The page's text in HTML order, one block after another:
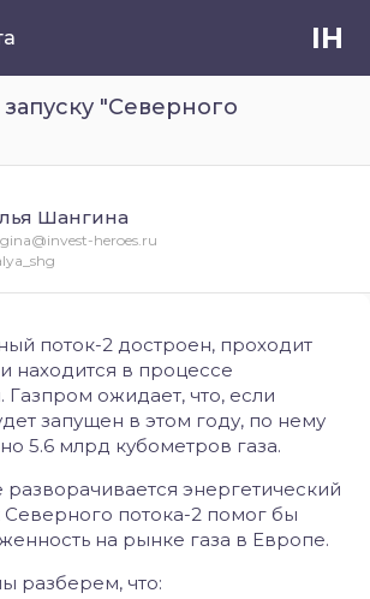
IH
"Северного
поток-2 достроен, проходит
находится в процессе
Газпром ожидает, что, если
запущен в этом году, по нему
5.6 млрд кубометров газа.
энергетический
Северного потока-2 помог бы
на рынке газа в Европе.
разберем, что:
Шангина
heroes.ru